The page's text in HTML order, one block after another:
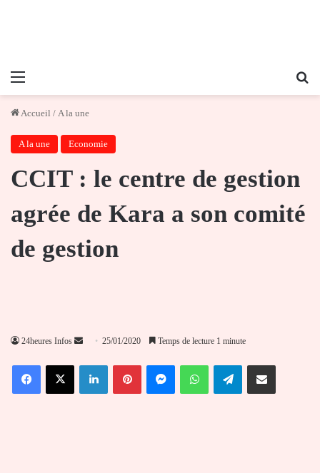
Menu
Accueil / A la une
A la une Economie
CCIT : le centre de gestion
agrée de Kara a son comité
de gestion
24heures Infos
Envoyer
courriel
25/01/2020 Temps de lecture 1 minute
FacebookX LinkedinPinterestMessengerWhatsAppTelegramPartager par email